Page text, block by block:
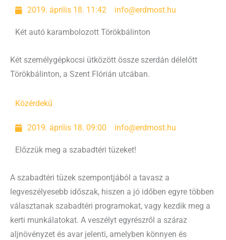
2019. április 18. 11:42 info@erdmost.hu
Két autó karambolozott Törökbálinton
Két személygépkocsi ütközött össze szerdán délelőtt
Törökbálinton, a Szent Flórián utcában.
Közérdekű
2019. április 18. 09:00 info@erdmost.hu
Előzzük meg a szabadtéri tüzeket!
A szabadtéri tüzek szempontjából a tavasz a
legveszélyesebb időszak, hiszen a jó időben egyre többen
választanak szabadtéri programokat, vagy kezdik meg a
kerti munkálatokat. A veszélyt egyrészről a száraz
aljnövényzet és avar jelenti, amelyben könnyen és